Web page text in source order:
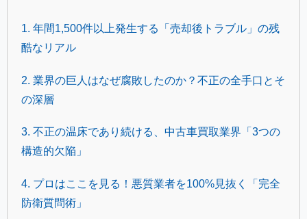
1. 年間1,500件以上発生する「売却後トラブル」の残
酷なリアル
2. 業界の巨人はなぜ腐敗したのか？不正の全手口とそ
の深層
3. 不正の温床であり続ける、中古車買取業界「3つの
構造的欠陥」
4. プロはここを見る！悪質業者を100%見抜く「完全
防衛質問術」